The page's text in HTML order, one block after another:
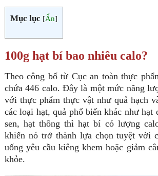
Mục lục [Ẩn]
100g hạt bí bao nhiêu calo?
Theo công bố từ Cục an toàn thực
chứa 446 calo. Đây là một mức năng
với thực phẩm thực vật như quả hạch
các loại hạt, quả phổ biến khác như hạt
sen, hạt thông thì hạt bí có lượng
khiến nó trở thành lựa chọn tuyệt vời
uống yêu cầu kiêng khem hoặc giảm
khỏe.